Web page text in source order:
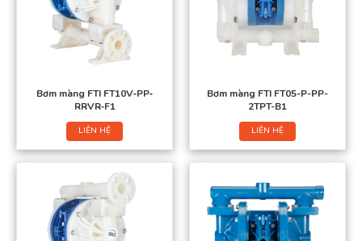
Bơm màng FTI FT10V‐PP‐
RRVR‐F1
LIÊN HỆ
Bơm màng FTI FT05-P-PP-
2TPT-B1
LIÊN HỆ